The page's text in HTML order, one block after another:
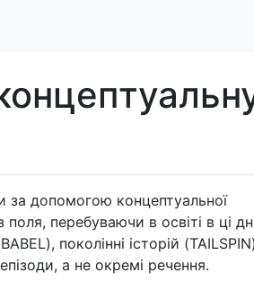
допомогою концептуальної
перебуваючи в освіті в ці
поколінні історій
а не окремі речення.